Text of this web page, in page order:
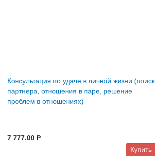
Консультация по удаче в личной жизни (поиск
партнера, отношения в паре, решение
проблем в отношениях)
7 777.00 P
Купить